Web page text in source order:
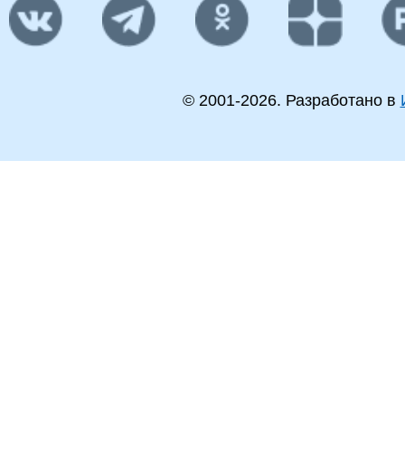
© 2001-2026. Разработано в